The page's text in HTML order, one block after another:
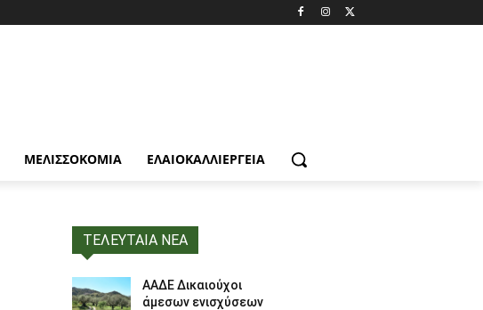
ΜΕΛΙΣΣΟΚΟΜΙΑ ΕΛΑΙΟΚΑΛΛΙΈΡΓΕΙΑ
ΤΕΛΕΥΤΑΙΑ ΝΕΑ
ΑΑΔΕ Δικαιούχοι
άμεσων ενισχύσεων